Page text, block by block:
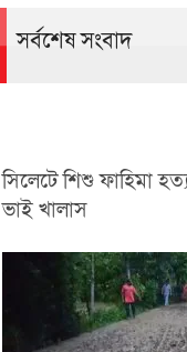
সর্বশেষ সংবাদ
সিলেটে শিশু ফাহিমা
ভাই খালাস